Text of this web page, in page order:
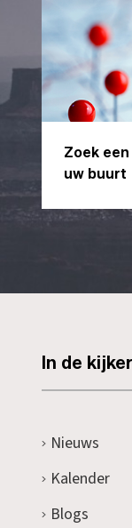
Zoek
uw buurt
In de kijker
Nieuws
Kalender
Blogs